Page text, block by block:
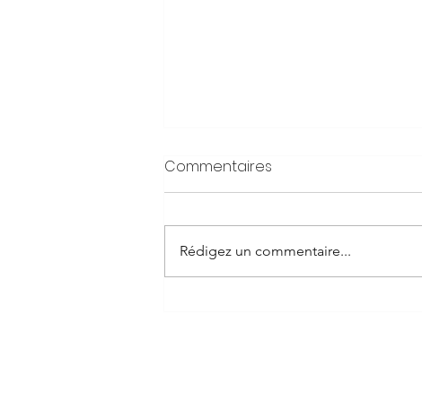
Commentaires
Rédigez un commentaire...